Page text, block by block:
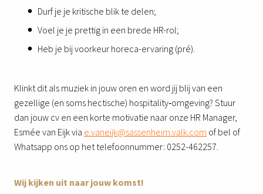
Durf je je kritische blik te delen;
Voel je je prettig in een brede HR-rol;
Heb je bij voorkeur horeca-ervaring (pré).
Klinkt dit als muziek in jouw oren en word jij blij van een
gezellige (en soms hectische) hospitality‑omgeving? Stuur
dan jouw cv en een korte motivatie naar onze HR Manager,
Esmée van Eijk via e.vaneijk@sassenheim.valk.com of bel of
Whatsapp ons op het telefoonnummer: 0252-462257.
Wij kijken uit naar jouw komst!